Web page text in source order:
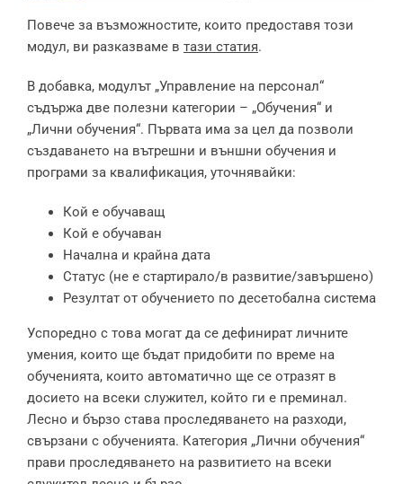
Повече за възможностите, които предоставя този
модул, ви разказваме в тази статия.
В добавка, модулът „Управление на персонал“
съдържа две полезни категории – „Обучения“ и
„Лични обучения“. Първата има за цел да позволи
създаването на вътрешни и външни обучения и
програми за квалификация, уточнявайки:
Кой е обучаващ
Кой е обучаван
Начална и крайна дата
Статус (не е стартирало/в развитие/завършено)
Резултат от обучението по десетобална система
Успоредно с това могат да се дефинират личните
умения, които ще бъдат придобити по време на
обученията, които автоматично ще се отразят в
досието на всеки служител, който ги е преминал.
Лесно и бързо става проследяването на разходи,
свързани с обученията. Категория „Лични обучения“
прави проследяването на развитието на всеки